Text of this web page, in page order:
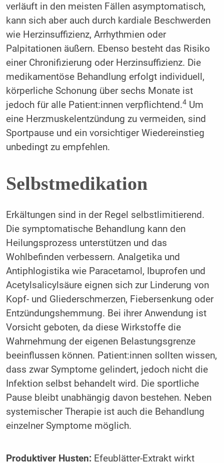
verläuft in den meisten Fällen asymptomatisch,
kann sich aber auch durch kardiale Beschwerden
wie Herzinsuffizienz, Arrhythmien oder
Palpitationen äußern. Ebenso besteht das Risiko
einer Chronifizierung oder Herzinsuffizienz. Die
medikamentöse Behandlung erfolgt individuell,
körperliche Schonung über sechs Monate ist
jedoch für alle Patient:innen verpflichtend.4Um
eine Herzmuskelentzündung zu vermeiden, sind
Sportpause und ein vorsichtiger Wiedereinstieg
unbedingt zu empfehlen.
Selbstmedikation
Erkältungen sind in der Regel selbstlimitierend.
Die symptomatische Behandlung kann den
Heilungsprozess unterstützen und das
Wohlbefinden verbessern. Analgetika und
Antiphlogistika wie Paracetamol, Ibuprofen und
Acetylsalicylsäure eignen sich zur Linderung von
Kopf- und Gliederschmerzen, Fiebersenkung oder
Entzündungshemmung. Bei ihrer Anwendung ist
Vorsicht geboten, da diese Wirkstoffe die
Wahrnehmung der eigenen Belastungsgrenze
beeinflussen können. Patient:innen sollten wissen,
dass zwar Symptome gelindert, jedoch nicht die
Infektion selbst behandelt wird. Die sportliche
Pause bleibt unabhängig davon bestehen. Neben
systemischer Therapie ist auch die Behandlung
einzelner Symptome möglich.
Produktiver Husten: Efeublätter-Extrakt wirkt